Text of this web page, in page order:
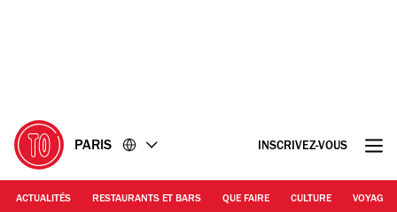
PARIS INSCRIVEZ-VOUS
ACTUALITÉS RESTAURANTS ET BARS QUE FAIRE CULTURE VOYAGE
EP / Time Out